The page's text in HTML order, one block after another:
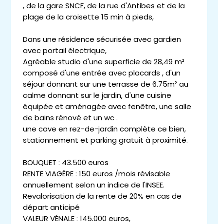
, de la gare SNCF, de la rue d'Antibes et de la
plage de la croisette 15 min à pieds,
Dans une résidence sécurisée avec gardien
avec portail électrique,
Agréable studio d'une superficie de 28,49 m²
composé d'une entrée avec placards , d'un
séjour donnant sur une terrasse de 6.75m² au
calme donnant sur le jardin, d'une cuisine
équipée et aménagée avec fenêtre, une salle
de bains rénové et un wc .
une cave en rez-de-jardin complète ce bien,
stationnement et parking gratuit à proximité.
BOUQUET : 43.500 euros
RENTE VIAGÈRE : 150 euros /mois révisable
annuellement selon un indice de l'INSEE.
Revalorisation de la rente de 20% en cas de
départ anticipé
VALEUR VÉNALE : 145.000 euros,